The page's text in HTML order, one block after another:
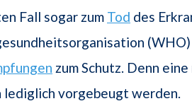
Fall sogar zum Tod des
zum Schutz. Denn
lediglich vorgebeugt werden.